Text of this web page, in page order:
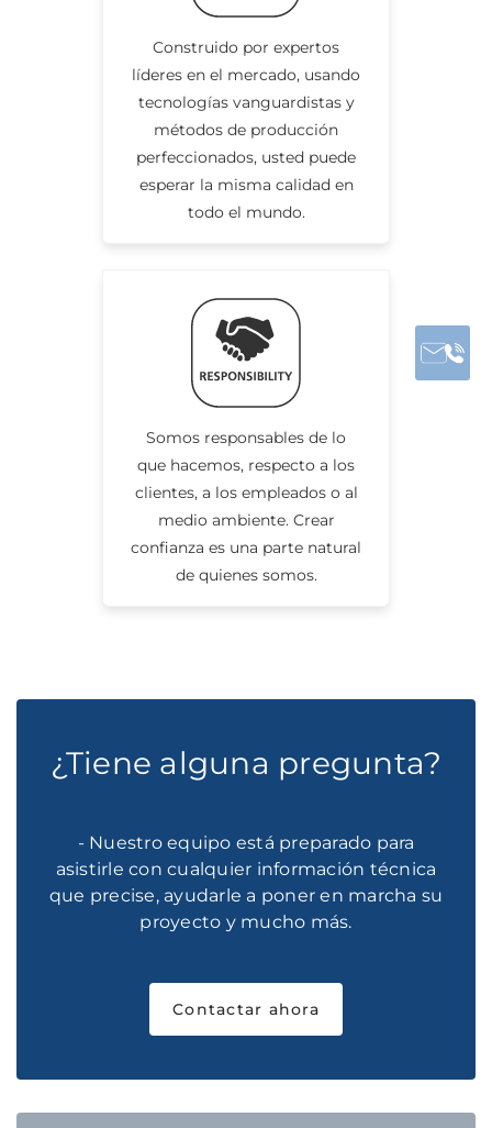
Construido por expertos
líderes en el mercado, usando
tecnologías vanguardistas y
métodos de producción
perfeccionados, usted puede
esperar la misma calidad en
todo el mundo.
Somos responsables de lo
que hacemos, respecto a los
clientes, a los empleados o al
medio ambiente. Crear
confianza es una parte natural
de quienes somos.
¿Tiene alguna pregunta?
- Nuestro equipo está preparado para
asistirle con cualquier información técnica
que precise, ayudarle a poner en marcha su
proyecto y mucho más.
Contactar ahora